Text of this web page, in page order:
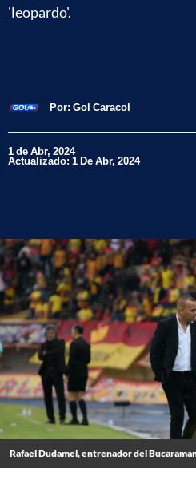
'leopardo'.
Por: Gol Caracol
1 de Abr, 2024
Actualizado: 1 De Abr, 2024
Rafael Dudamel, entrenador del